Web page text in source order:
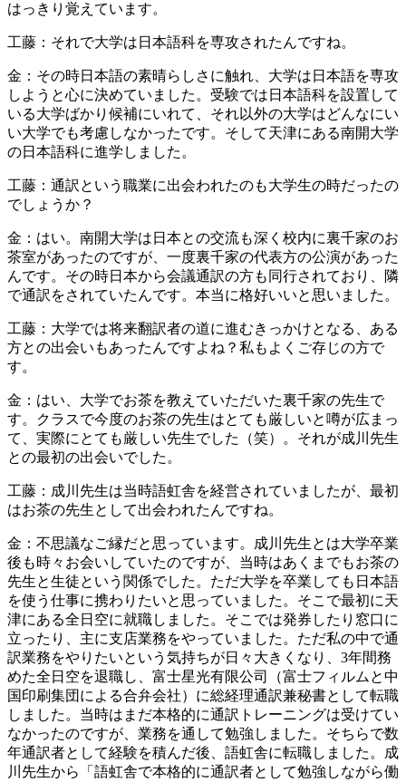
はっきり覚えています。
工藤：それで大学は日本語科を専攻されたんですね。
金：その時日本語の素晴らしさに触れ、大学は日本語を専攻
しようと心に決めていました。受験では日本語科を設置して
いる大学ばかり候補にいれて、それ以外の大学はどんなにい
い大学でも考慮しなかったです。そして天津にある南開大学
の日本語科に進学しました。
工藤：通訳という職業に出会われたのも大学生の時だったの
でしょうか？
金：はい。南開大学は日本との交流も深く校内に裏千家のお
茶室があったのですが、一度裏千家の代表方の公演があった
んです。その時日本から会議通訳の方も同行されており、隣
で通訳をされていたんです。本当に格好いいと思いました。
工藤：大学では将来翻訳者の道に進むきっかけとなる、ある
方との出会いもあったんですよね？私もよくご存じの方で
す。
金：はい、大学でお茶を教えていただいた裏千家の先生で
す。クラスで今度のお茶の先生はとても厳しいと噂が広まっ
て、実際にとても厳しい先生でした（笑）。それが成川先生
との最初の出会いでした。
工藤：成川先生は当時語虹舎を経営されていましたが、最初
はお茶の先生として出会われたんですね。
金：不思議なご縁だと思っています。成川先生とは大学卒業
後も時々お会いしていたのですが、当時はあくまでもお茶の
先生と生徒という関係でした。ただ大学を卒業しても日本語
を使う仕事に携わりたいと思っていました。そこで最初に天
津にある全日空に就職しました。そこでは発券したり窓口に
立ったり、主に支店業務をやっていました。ただ私の中で通
訳業務をやりたいという気持ちが日々大きくなり、3年間務
めた全日空を退職し、富士星光有限公司（富士フィルムと中
国印刷集団による合弁会社）に総経理通訳兼秘書として転職
しました。当時はまだ本格的に通訳トレーニングは受けてい
なかったのですが、業務を通して勉強しました。そちらで数
年通訳者として経験を積んだ後、語虹舎に転職しました。成
川先生から「語虹舎で本格的に通訳者として勉強しながら働